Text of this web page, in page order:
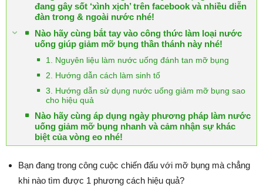
đang gây sốt ‘xình xịch’ trên facebook và nhiều diễn
đàn trong & ngoài nước nhé!
Nào hãy cùng bắt tay vào công thức làm loại nước
uống giúp giảm mỡ bụng thần thánh này nhé!
1. Nguyên liệu làm nước uống đánh tan mỡ bụng
2. Hướng dẫn cách làm sinh tố
3. Hướng dẫn sử dụng nước uống giảm mỡ bụng sao
cho hiệu quả
Nào hãy cùng áp dụng ngày phương pháp làm nước
uống giảm mỡ bụng nhanh và cảm nhận sự khác
biệt của vòng eo nhé!
Bạn đang trong công cuộc chiến đấu với mỡ bụng mà chẳng
khi nào tìm được 1 phương cách hiệu quả?